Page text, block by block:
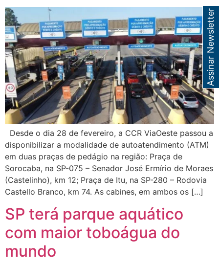
Desde o dia 28 de fevereiro, a CCR ViaOeste passou a
disponibilizar a modalidade de autoatendimento (ATM)
em duas praças de pedágio na região: Praça de
Sorocaba, na SP-075 – Senador José Ermírio de Moraes
(Castelinho), km 12; Praça de Itu, na SP-280 – Rodovia
Castello Branco, km 74. As cabines, em ambos os […]
SP terá parque aquático
com maior toboágua do
mundo
Assinar Newsletter